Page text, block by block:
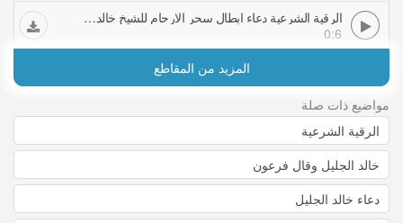
الرقية الشرعية دعاء ابطال سحر الارحام للشيخ خالد الحبشي Khaled ElHabashe
0:6
المزيد من المقاطع
مواضيع ذات صلة
الرقية الشرعية
خالد الجليل وقال فرعون
دعاء خالد الجليل